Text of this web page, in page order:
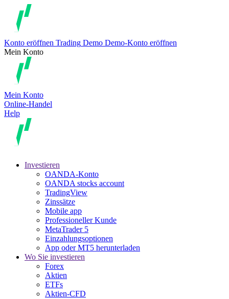
Konto eröffnen Trading Demo Demo-Konto eröffnen
Mein Konto
Mein Konto
Online-Handel
Help
Investieren
OANDA-Konto
OANDA stocks account
TradingView
Zinssätze
Mobile app
Professioneller Kunde
MetaTrader 5
Einzahlungsoptionen
App oder MT5 herunterladen
Wo Sie investieren
Forex
Aktien
ETFs
Aktien-CFD